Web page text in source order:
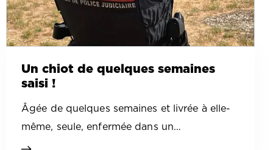
Un chiot de quelques semaines
saisi !
Âgée de quelques semaines et livrée à elle-
même, seule, enfermée dans un…